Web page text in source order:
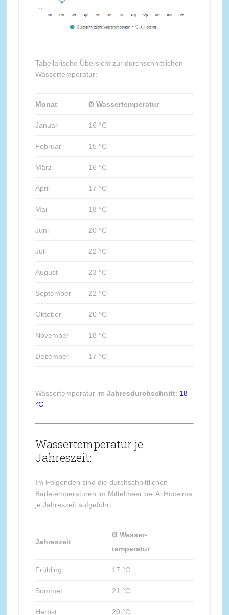
Tabellarische Übersicht zur durchschnittlichen
Wassertemperatur:
Monat Ø Wassertemperatur
Januar 16 °C
Februar 15 °C
März 16 °C
April 17 °C
Mai 18 °C
Juni 20 °C
Juli 22 °C
August 23 °C
September 22 °C
Oktober 20 °C
November 18 °C
Dezember 17 °C
Wassertemperatur im Jahresdurchschnitt: 18
°C
Wassertemperatur je
Jahreszeit:
Im Folgenden sind die durchschnittlichen
Badetemperaturen im Mittelmeer bei Al Hoceima
je Jahreszeit aufgeführt.
Jahreszeit
Ø Wasser-
temperatur
Frühling 17 °C
Sommer 21 °C
Herbst 20 °C